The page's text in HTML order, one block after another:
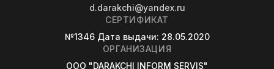
d.darakchi@yandex.ru
СЕРТИФИКАТ
№1346 Дата выдачи: 28.05.2020
ОРГАНИЗАЦИЯ
OOO "DARAKCHI INFORM SERVIS"